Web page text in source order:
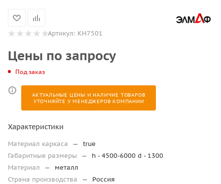
Артикул: КН7501
Цены по запросу
Под заказ
АКТУАЛЬНЫЕ ЦЕНЫ И НАЛИЧИЕ ТОВАРОВ
УТОЧНЯЙТЕ У МЕНЕДЖЕРОВ КОМПАНИИ
Характеристики
Материал каркаса —
true
Габаритные размеры
—
h - 4500-6000 d - 1300
Материал
—
металл
Страна производства
— Россия